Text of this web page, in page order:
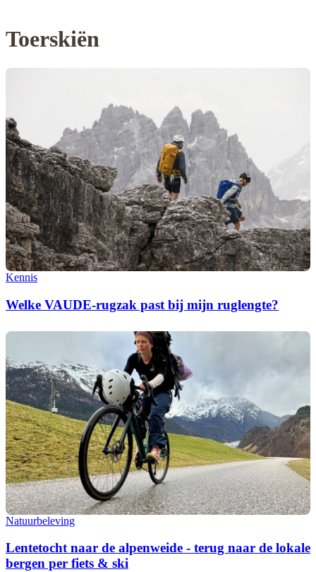
Toerskiën
Kennis
Welke VAUDE-rugzak past bij mijn ruglengte?
Natuurbeleving
Lentetocht naar de alpenweide - terug naar de lokale
bergen per fiets & ski